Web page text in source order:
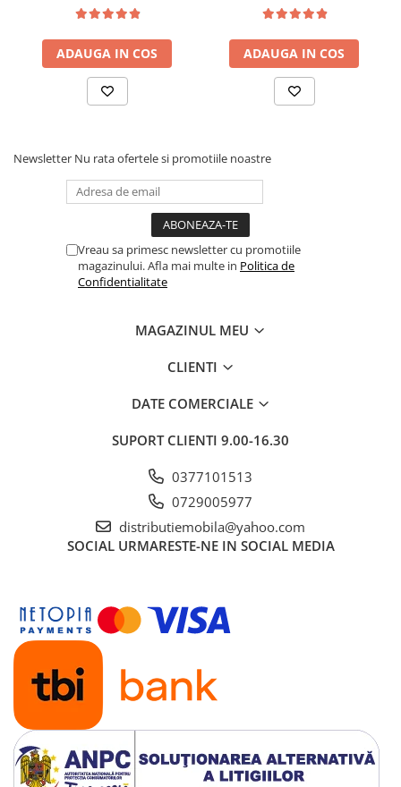
tip Bonell, fata vara-iarna,
sistem de aerisire cu
butoni, Salt Confort
ADAUGA IN COS
saltea ferm, negru
ADAUGA IN COS
Newsletter Nu rata ofertele si promotiile noastre
Vreau sa primesc newsletter cu promotiile
magazinului. Afla mai multe in Politica de
Confidentialitate
MAGAZINUL MEU
CLIENTI
DATE COMERCIALE
SUPORT CLIENTI 9.00-16.30
0377101513
0729005977
distributiemobila@yahoo.com
SOCIAL URMARESTE-NE IN SOCIAL MEDIA